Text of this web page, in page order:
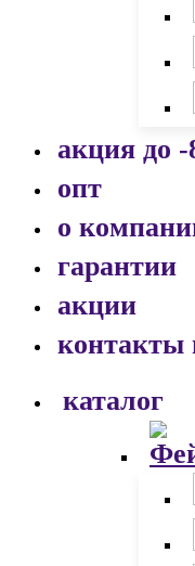
акция до -
опт
о
гарантии
акции
контакты
каталог